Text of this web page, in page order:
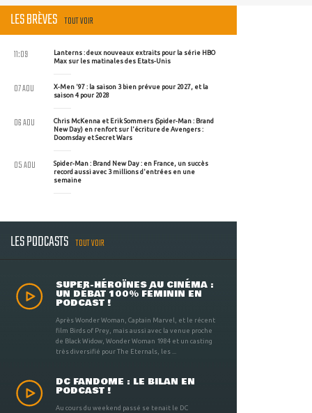
LES BRÈVES TOUT VOIR
Lanterns : deux nouveaux extraits pour la série HBO
Max sur les matinales des Etats-Unis
11:09
X-Men '97 : la saison 3 bien prévue pour 2027, et la
saison 4 pour 2028
07 AOU
Chris McKenna et Erik Sommers (Spider-Man : Brand
New Day) en renfort sur l'écriture de Avengers :
Doomsday et Secret Wars
06 AOU
Spider-Man : Brand New Day : en France, un succès
record aussi avec 3 millions d'entrées en une
semaine
05 AOU
LES PODCASTS TOUT VOIR
SUPER-HÉROÏNES AU CINÉMA :
UN DÉBAT 100% FÉMININ EN
PODCAST !
Après Wonder Woman, Captain Marvel, et le récent
film Birds of Prey, mais aussi avec la venue proche
de Black Widow, Wonder Woman 1984 et un casting
très diversifié pour The Eternals, les ...
DC FANDOME : LE BILAN EN
PODCAST !
Au cours du weekend passé se tenait le DC